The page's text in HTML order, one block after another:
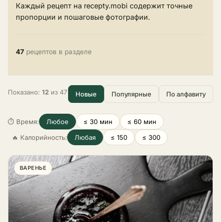
Каждый рецепт на recepty.mobi содержит точные
пропорции и пошаговые фотографии.
47 рецептов в разделе
Показано: 12 из 47 Новые Популярные По алфавиту
⏱ Время: Любое ≤ 30 мин
≤ 60 мин
🔥 Калорийность:
Любая ≤ 150 ≤ 300
ВАРЕНЬЕ